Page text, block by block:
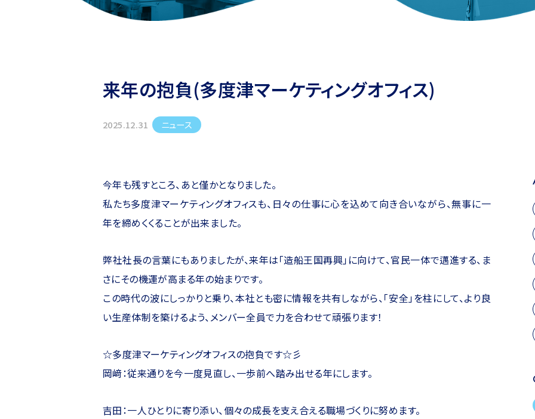
来年の抱負(多度津マーケティングオフィス)
2025.12.31 ニュース
今年も残すところ、あと僅かとなりました。
私たち多度津マーケティングオフィスも、日々の仕事に心を込めて向き合いながら、無事に一
年を締めくくることが出来ました。
弊社社長の言葉にもありましたが、来年は「造船王国再興」に向けて、官民一体で邁進する、ま
さにその機運が高まる年の始まりです。
この時代の波にしっかりと乗り、本社とも密に情報を共有しながら、「安全」を柱にして、より良
い生産体制を築けるよう、メンバー全員で力を合わせて頑張ります！
☆多度津マーケティングオフィスの抱負です☆彡
岡﨑：従来通りを今一度見直し、一歩前へ踏み出せる年にします。
吉田：一人ひとりに寄り添い、個々の成長を支え合える職場づくりに努めます。